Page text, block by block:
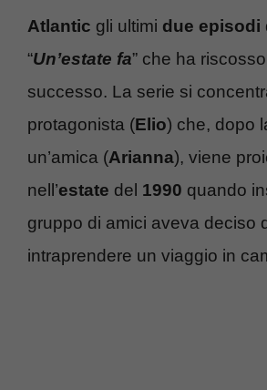
Atlantic gli ultimi due episodi
“Un’estate fa” che ha
successo. La serie si
protagonista (Elio) che, dopo
un’amica (Arianna), viene
nell’estate del 1990 quando
gruppo di amici aveva deciso
intraprendere un viaggio in